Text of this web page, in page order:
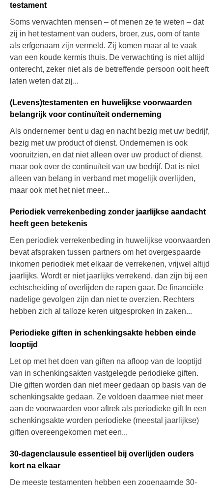
testament
Soms verwachten mensen – of menen ze te weten – dat
zij in het testament van ouders, broer, zus, oom of tante
als erfgenaam zijn vermeld. Zij komen maar al te vaak
van een koude kermis thuis. De verwachting is niet altijd
onterecht, zeker niet als de betreffende persoon ooit heeft
laten weten dat zij...
(Levens)testamenten en huwelijkse voorwaarden
belangrijk voor continuïteit onderneming
Als ondernemer bent u dag en nacht bezig met uw bedrijf,
bezig met uw product of dienst. Ondernemen is ook
vooruitzien, en dat niet alleen over uw product of dienst,
maar ook over de continuïteit van uw bedrijf. Dat is niet
alleen van belang in verband met mogelijk overlijden,
maar ook met het niet meer...
Periodiek verrekenbeding zonder jaarlijkse aandacht
heeft geen betekenis
Een periodiek verrekenbeding in huwelijkse voorwaarden
bevat afspraken tussen partners om het overgespaarde
inkomen periodiek met elkaar de verrekenen, vrijwel altijd
jaarlijks. Wordt er niet jaarlijks verrekend, dan zijn bij een
echtscheiding of overlijden de rapen gaar. De financiële
nadelige gevolgen zijn dan niet te overzien. Rechters
hebben zich al talloze keren uitgesproken in zaken...
Periodieke giften in schenkingsakte hebben einde
looptijd
Let op met het doen van giften na afloop van de looptijd
van in schenkingsakten vastgelegde periodieke giften.
Die giften worden dan niet meer gedaan op basis van de
schenkingsakte gedaan. Ze voldoen daarmee niet meer
aan de voorwaarden voor aftrek als periodieke gift In een
schenkingsakte worden periodieke (meestal jaarlijkse)
giften overeengekomen met een...
30-dagenclausule essentieel bij overlijden ouders
kort na elkaar
De meeste testamenten hebben een zogenaamde 30-